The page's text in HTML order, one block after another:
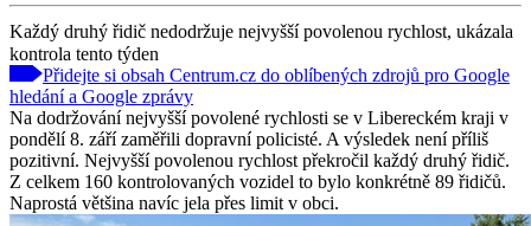
Každý druhý řidič nedodržuje nejvyšší povolenou rychlost, ukázala
kontrola tento týden
Přidejte si obsah Centrum.cz do oblíbených zdrojů pro Google
hledání a Google zprávy
Na dodržování nejvyšší povolené rychlosti se v Libereckém kraji v
pondělí 8. září zaměřili dopravní policisté. A výsledek není příliš
pozitivní. Nejvyšší povolenou rychlost překročil každý druhý řidič.
Z celkem 160 kontrolovaných vozidel to bylo konkrétně 89 řidičů.
Naprostá většina navíc jela přes limit v obci.